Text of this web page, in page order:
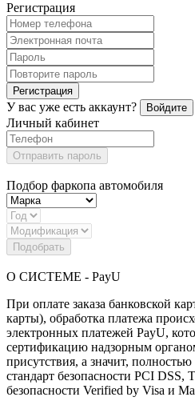
Регистрация
Регистрация
У вас уже есть аккаунт? Войдите
Личный кабинет
Отправить пароль
Подбор фаркопа автомобиля
Подобрать
О СИСТЕМЕ - PayU
При оплате заказа банковской
карты), обработка платежа
электронных платежей PayU,
сертификацию надзорным
присутствия, а значит,
стандарт безопасности PCI
безопасности Verified by Visa и